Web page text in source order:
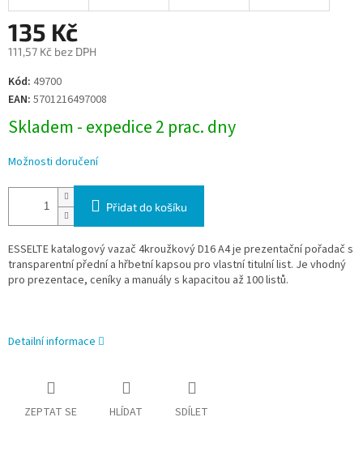
135 Kč
111,57 Kč bez DPH
Měrná
cena:
Kód: 49700
EAN: 5701216497008
Skladem - expedice 2 prac. dny
Možnosti doručení
Přidat do košíku
ESSELTE katalogový vazač 4kroužkový D16 A4 je prezentační pořadač s
transparentní přední a hřbetní kapsou pro vlastní titulní list. Je vhodný
pro prezentace, ceníky a manuály s kapacitou až 100 listů.
Detailní informace
ZEPTAT SE HLÍDAT SDÍLET